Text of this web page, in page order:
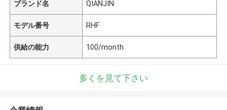
ブランド名 QIANJIN
モデル番号 RHF
供給の能力 100/month
多くを見て下さい